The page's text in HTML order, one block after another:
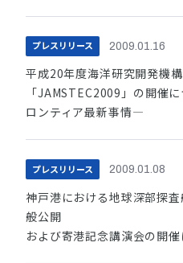
プレスリリース 2009.01.16
平成20年度海洋研究開発機
「JAMSTEC2009」の開催
ロンティア最新事情—
プレスリリース 2009.01.08
神戸港における地球深部探
般公開
および寄港記念講演会の開催